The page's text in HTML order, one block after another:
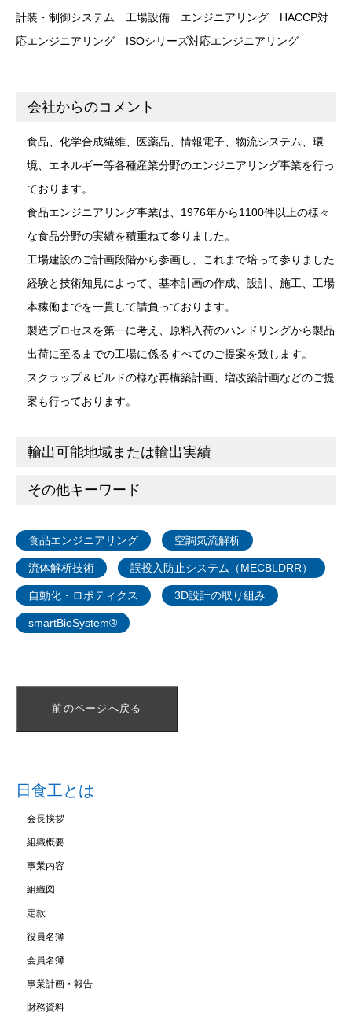
計装・制御システム 工場設備 エンジニアリング
HACCP対
応エンジニアリング
ISOシリーズ対応エンジニアリング
会社からのコメント
食品、化学合成繊維、医薬品、情報電子、物流システム、環
境、エネルギー等各種産業分野のエンジニアリング事業を行っ
ております。
食品エンジニアリング事業は、1976年から1100件以上の様々
な食品分野の実績を積重ねて参りました。
工場建設のご計画段階から参画し、これまで培って参りました
経験と技術知見によって、基本計画の作成、設計、施工、工場
本稼働までを一貫して請負っております。
製造プロセスを第一に考え、原料入荷のハンドリングから製品
出荷に至るまでの工場に係るすべてのご提案を致します。
スクラップ＆ビルドの様な再構築計画、増改築計画などのご提
案も行っております。
輸出可能地域または輸出実績
その他キーワード
食品エンジニアリング 空調気流解析
流体解析技術 誤投入防止システム（MECBLDRR）
自動化・ロボティクス 3D設計の取り組み
smartBioSystem®
前のページへ戻る
日食工とは
会長挨拶
組織概要
事業内容
組織図
定款
役員名簿
会員名簿
事業計画・報告
財務資料